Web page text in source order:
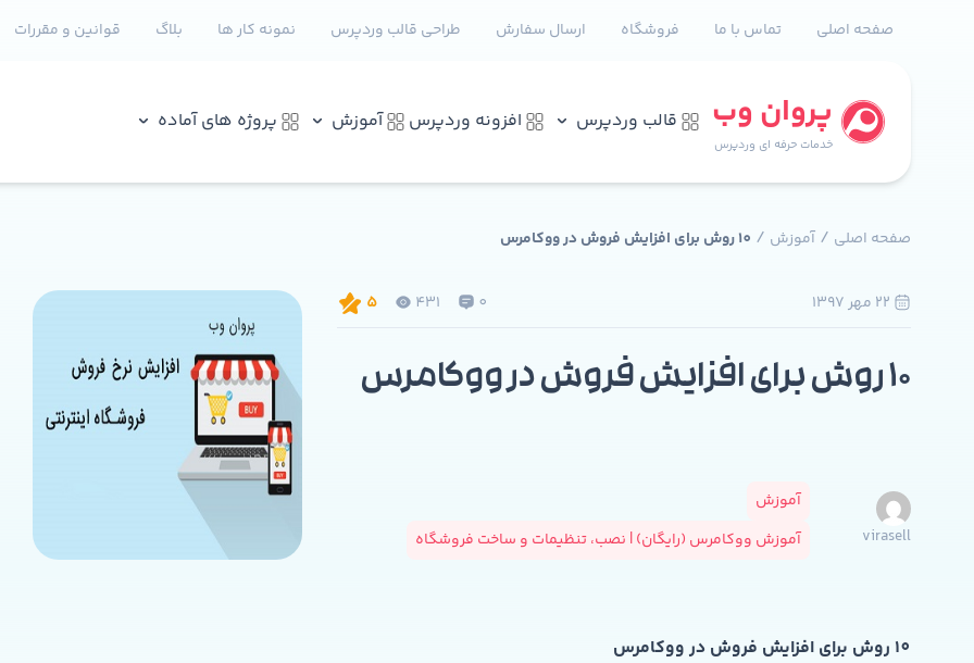
صفحه اصلی تماس با ما فروشگاه ارسال سفارش طراحی قالب وردپرس نمونه کار ها بلاگ قوانین و مقررات
پروان وب
خدمات حرفه ای وردپرس
قالب وردپرس افزونه وردپرس آموزش پروژه های آماده
صفحه اصلی / آموزش / 10 روش برای افزایش فروش در ووکامرس
0
431
5
10 روش برای افزایش فروش در ووکامرس
virasell
آموزش
آموزش ووکامرس (رایگان) | نصب، تنظیمات و ساخت فروشگاه
10 روش برای افزایش فروش در ووکامرس